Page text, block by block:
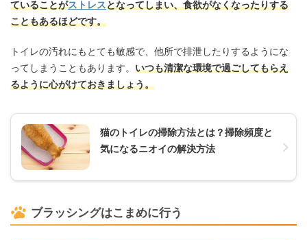
ていることがストレスとなってしまい、食欲がなくなったりする
こともあるほどです。
トイレの汚れにもとても敏感で、他所で排泄したりするようにな
ってしまうこともあります。 いつも清潔な環境で過ごしてもらえ
るように心がけておきましょう。
猫のトイレの掃除方法とは？掃除頻度と
気になるニオイの解決方法
ブラッシングはこまめに行う